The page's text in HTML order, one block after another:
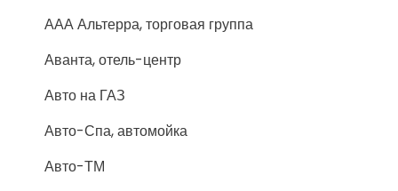
ААА Альтерра, торговая группа
Аванта, отель-центр
Авто на ГАЗ
Авто-Спа, автомойка
Авто-ТМ